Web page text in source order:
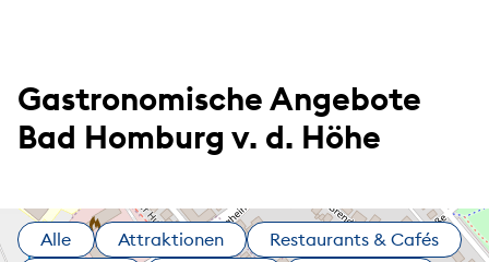
Gastronomische Angebote
Bad Homburg v. d. Höhe
Alle Attraktionen
Restaurants & Cafés